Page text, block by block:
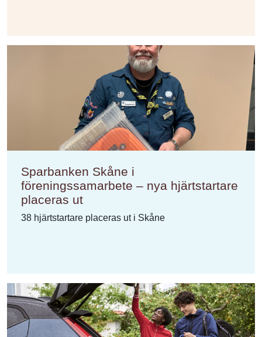
Sparbanken Skåne i
föreningssamarbete – nya hjärtstartare
placeras ut
38 hjärtstartare placeras ut i Skåne